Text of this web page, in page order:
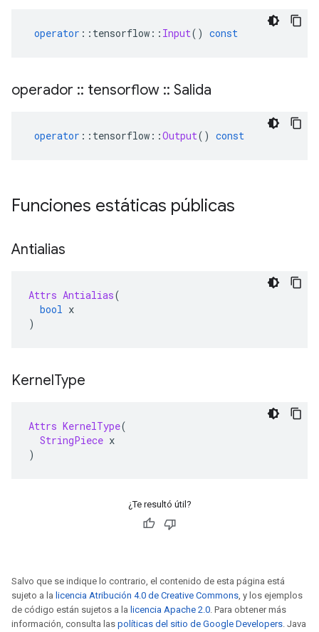
operator :: tensorflow :: Input() const
operador :: tensorflow :: Salida
operator :: tensorflow ::Output() const
Funciones estáticas públicas
Antialias
Attrs Antialias(
bool x
)
KernelType
Attrs KernelType(
StringPiece x
)
¿Te resultó útil?
Salvo que se indique lo contrario, el contenido de esta página está
sujeto a la licencia Atribución 4.0 de Creative Commons, y los ejemplos
de código están sujetos a la licencia Apache 2.0. Para obtener más
información, consulta las políticas del sitio de Google Developers. Java